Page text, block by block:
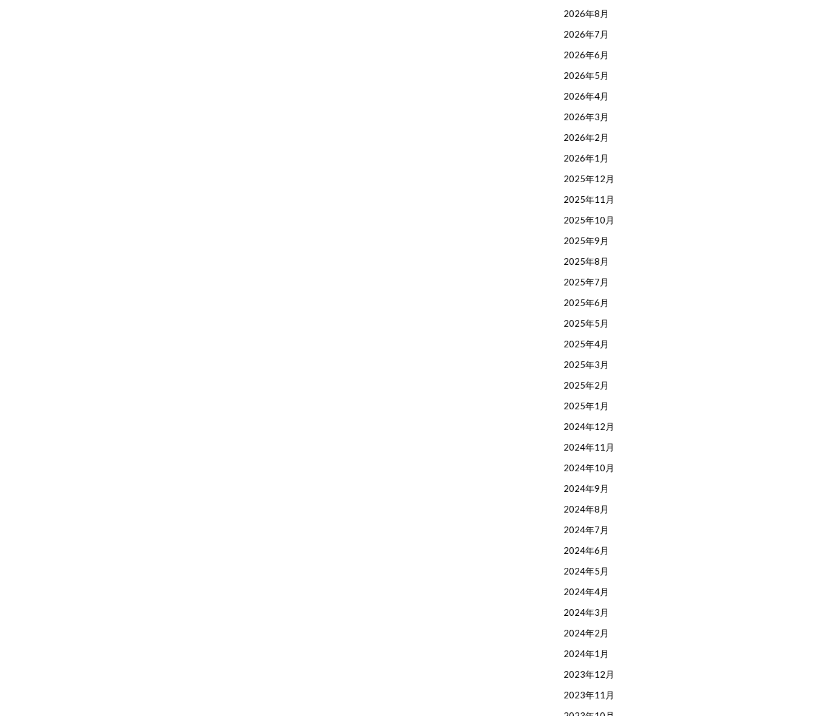
2026年8月
2026年7月
2026年6月
2026年5月
2026年4月
2026年3月
2026年2月
2026年1月
2025年12月
2025年11月
2025年10月
2025年9月
2025年8月
2025年7月
2025年6月
2025年5月
2025年4月
2025年3月
2025年2月
2025年1月
2024年12月
2024年11月
2024年10月
2024年9月
2024年8月
2024年7月
2024年6月
2024年5月
2024年4月
2024年3月
2024年2月
2024年1月
2023年12月
2023年11月